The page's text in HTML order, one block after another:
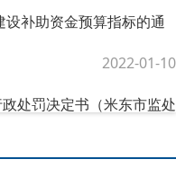
补助资金预算指标的通
2022-01-10
处罚决定书（米东市监处